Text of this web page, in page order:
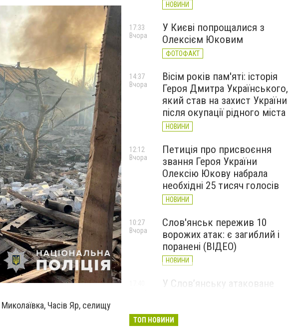
Часів Яр, селищу
НОВИНИ
У Києві попрощалися з
Олексієм Юковим
ФОТОФАКТ
17:33
Вчора
Вісім років пам'яті: історія
Героя Дмитра Українського,
який став на захист України
після окупації рідного міста
НОВИНИ
14:37
Вчора
Петиція про присвоєння
звання Героя України
Олексію Юкову набрала
необхідні 25 тисяч голосів
НОВИНИ
12:12
Вчора
Слов'янськ пережив 10
ворожих атак: є загиблий і
поранені (ВІДЕО)
НОВИНИ
10:27
Вчора
У Слов’янську атаковане
НОВИНИ
ТОП НОВИНИ